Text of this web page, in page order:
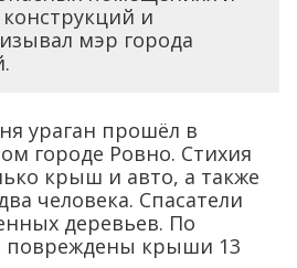
конструкций и
мэр города
ураган прошёл в
городе Ровно. Стихия
крыш и авто, а также
человека. Спасатели
деревьев. По
повреждены крыши 13